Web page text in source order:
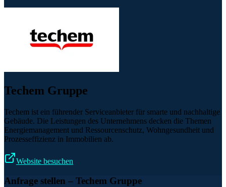
Techem Gruppe
Techem ist ein führender Serviceanbieter für smarte und nachhaltige
Gebäude. Die Leistungen des Unternehmens decken die Themen
Energiemanagement und Ressourcenschutz, Wohngesundheit und
Prozesseffizienz in Immobilien ab.
Website besuchen
Anfrage stellen – Techem Gruppe